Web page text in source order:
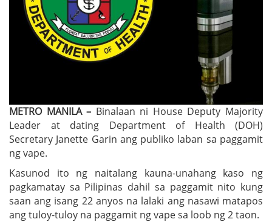
METRO MANILA – Binalaan ni House Deputy Majority
Leader at dating Department of Health (DOH)
Secretary Janette Garin ang publiko laban sa paggamit
ng vape.
Kasunod ito ng naitalang kauna-unahang kaso ng
pagkamatay sa Pilipinas dahil sa paggamit nito kung
saan ang isang 22 anyos na lalaki ang nasawi matapos
ang tuloy-tuloy na paggamit ng vape sa loob ng 2 taon.